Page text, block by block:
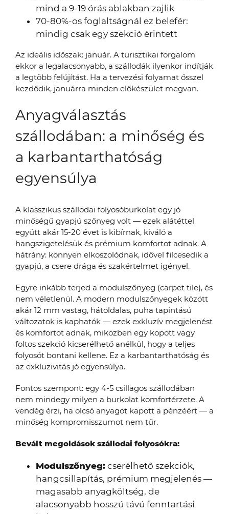
mind a 9-19 órás ablakban zajlik
70-80%-os foglaltságnál ez belefér:
mindig csak egy szekció érintett
Az ideális időszak: január. A turisztikai forgalom
ekkor a legalacsonyabb, a szállodák ilyenkor indítják
a legtöbb felújítást. Ha a tervezési folyamat ősszel
kezdődik, januárra minden előkészület megvan.
Anyagválasztás
szállodában: a minőség és
a karbantarthatóság
egyensúlya
A klasszikus szállodai folyosóburkolat egy jó
minőségű gyapjú szőnyeg volt — ezek alátéttel
együtt akár 15-20 évet is kibírnak, kiváló a
hangszigetelésük és prémium komfortot adnak. A
hátrány: könnyen elkoszolódnak, idővel filcesedik a
gyapjú, a csere drága és szakértelmet igényel.
Egyre inkább terjed a modulszőnyeg (carpet tile), és
nem véletlenül. A modern modulszőnyegek között
akár 12 mm vastag, hátoldalas, puha tapintású
változatok is kaphatók — ezek exkluzív megjelenést
és komfortot adnak, miközben egy kopott vagy
foltos szekció kicserélhető anélkül, hogy a teljes
folyosót bontani kellene. Ez a karbantarthatóság és
az exkluzivitás jó egyensúlya.
Fontos szempont: egy 4-5 csillagos szállodában
nem mindegy milyen a burkolat komfortérzete. A
vendég érzi, ha olcsó anyagot kapott a pénzéért — a
minőség kompromisszumot nem tűr.
Bevált megoldások szállodai folyosókra:
Modulszőnyeg: cserélhető szekciók,
hangcsillapítás, prémium megjelenés —
magasabb anyagköltség, de
alacsonyabb hosszú távú fenntartási